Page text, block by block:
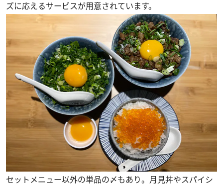
ズに応えるサービスが用意されています。
セットメニュー以外の単品の〆もあり。月見丼やスパイシ